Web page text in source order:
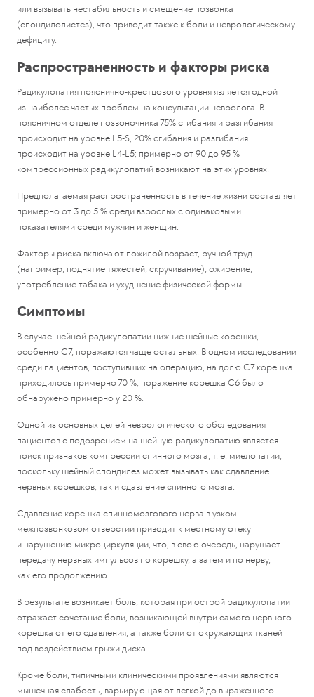
или вызывать нестабильность и смещение позвонка
(спондилолистез), что приводит также к боли и неврологическому
дефициту.
Распространенность и факторы риска
Радикулопатия пояснично-крестцового уровня является одной
из наиболее частых проблем на консультации невролога. В
поясничном отделе позвоночника 75% сгибания и разгибания
происходит на уровне L5-S, 20% сгибания и разгибания
происходит на уровне L4-L5; примерно от 90 до 95 %
компрессионных радикулопатий возникают на этих уровнях.
Предполагаемая распространенность в течение жизни составляет
примерно от 3 до 5 % среди взрослых с одинаковыми
показателями среди мужчин и женщин.
Факторы риска включают пожилой возраст, ручной труд
(например, поднятие тяжестей, скручивание), ожирение,
употребление табака и ухудшение физической формы.
Симптомы
В случае шейной радикулопатии нижние шейные корешки,
особенно С7, поражаются чаще остальных. В одном исследовании
среди пациентов, поступивших на операцию, на долю C7 корешка
приходилось примерно 70 %, поражение корешка C6 было
обнаружено примерно у 20 %.
Одной из основных целей неврологического обследования
пациентов с подозрением на шейную радикулопатию является
поиск признаков компрессии спинного мозга, т. е. миелопатии,
поскольку шейный спондилез может вызывать как сдавление
нервных корешков, так и сдавление спинного мозга.
Сдавление корешка спинномозгового нерва в узком
межпозвонковом отверстии приводит к местному отеку
и нарушению микроциркуляции, что, в свою очередь, нарушает
передачу нервных импульсов по корешку, а затем и по нерву,
как его продолжению.
В результате возникает боль, которая при острой радикулопатии
отражает сочетание боли, возникающей внутри самого нервного
корешка от его сдавления, а также боли от окружающих тканей
под воздействием грыжи диска.
Кроме боли, типичными клиническими проявлениями являются
мышечная слабость, варьирующая от легкой до выраженного